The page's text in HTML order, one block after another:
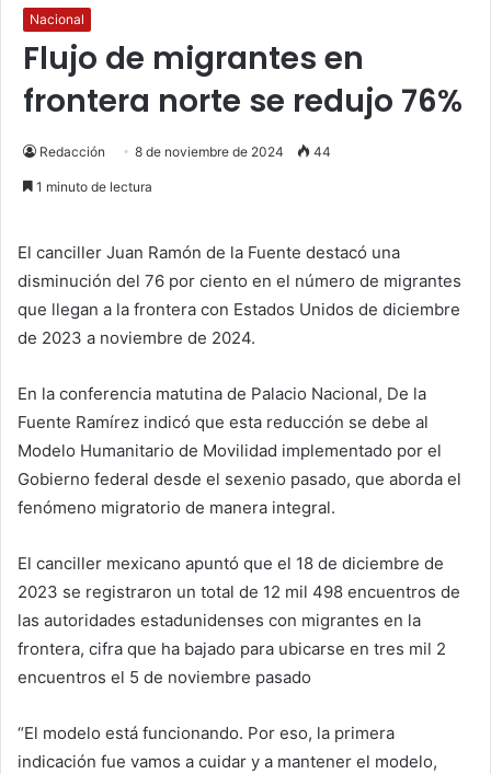
Nacional
Flujo de migrantes en
frontera norte se redujo 76%
Redacción 8 de noviembre de 2024 44
1 minuto de lectura
El canciller Juan Ramón de la Fuente destacó una
disminución del 76 por ciento en el número de migrantes
que llegan a la frontera con Estados Unidos de diciembre
de 2023 a noviembre de 2024.
En la conferencia matutina de Palacio Nacional, De la
Fuente Ramírez indicó que esta reducción se debe al
Modelo Humanitario de Movilidad implementado por el
Gobierno federal desde el sexenio pasado, que aborda el
fenómeno migratorio de manera integral.
El canciller mexicano apuntó que el 18 de diciembre de
2023 se registraron un total de 12 mil 498 encuentros de
las autoridades estadunidenses con migrantes en la
frontera, cifra que ha bajado para ubicarse en tres mil 2
encuentros el 5 de noviembre pasado
“El modelo está funcionando. Por eso, la primera
indicación fue vamos a cuidar y a mantener el modelo,